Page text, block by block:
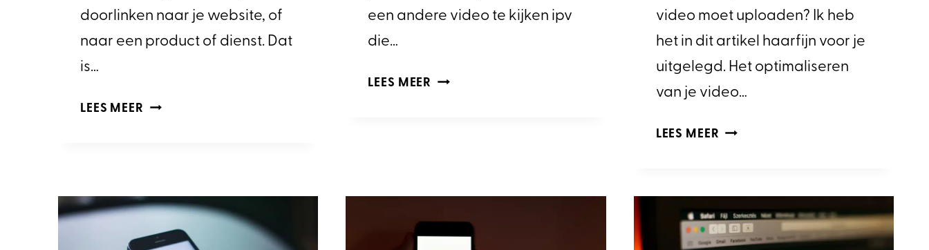
doorlinken naar je website, of
naar een product of dienst. Dat
is…
LEES MEER HOE
THUMBNAIL
BEFUNKY?
een andere video te kijken ipv
die…
LEES MEER HOE
IN
CANVA?
video moet uploaden? Ik heb
het in dit artikel haarfijn voor je
uitgelegd. Het optimaliseren
van je video…
LEES MEER HOE
VIDEO
OP